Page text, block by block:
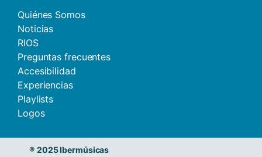
Quiénes Somos
Noticias
RIOS
Preguntas frecuentes
Accesibilidad
Experiencias
Playlists
Logos
® 2025 Ibermúsicas